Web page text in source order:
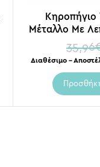
Μέταλλο Με
Εκρού/35,96
Διαθέσιμο –